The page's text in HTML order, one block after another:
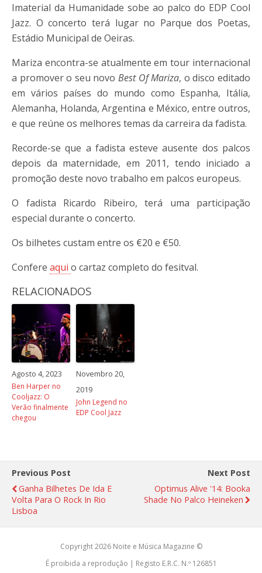
Imaterial da Humanidade sobe ao palco do EDP Cool
Jazz. O concerto terá lugar no Parque dos Poetas,
Estádio Municipal de Oeiras.
Mariza encontra-se atualmente em tour internacional
a promover o seu novo Best Of Mariza, o disco editado
em vários países do mundo como Espanha, Itália,
Alemanha, Holanda, Argentina e México, entre outros,
e que reúne os melhores temas da carreira da fadista.
Recorde-se que a fadista esteve ausente dos palcos
depois da maternidade, em 2011, tendo iniciado a
promoção deste novo trabalho em palcos europeus.
O fadista Ricardo Ribeiro, terá uma participação
especial durante o concerto.
Os bilhetes custam entre os €20 e €50.
Confere aqui o cartaz completo do fesitval.
RELACIONADOS
Agosto 4, 2023
Ben Harper no
Cooljazz: O
Verão finalmente
chegou
Novembro 20,
2019
John Legend no
EDP Cool Jazz
Previous Post
Ganha Bilhetes De Ida E
Volta Para O Rock In Rio
Lisboa
Next Post
Optimus Alive '14: Booka
Shade No Palco Heineken
Copyright 2026 Noite e Música Magazine ©
É proibida a reprodução | Registo E.R.C. N.º 126851